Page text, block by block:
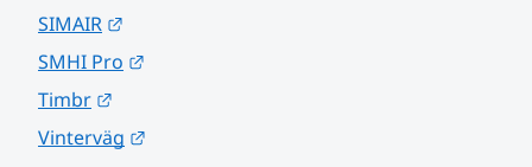
SIMAIR
SMHI Pro
Timbr
Vinterväg